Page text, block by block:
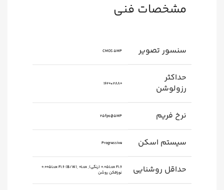
مشخصات فنی
سنسور تصویر CMOS 5MP
حداکثر
رزولوشن
2880×1620
نرخ فریم 25fps@5MP
سیستم اسکن Progressive
حداقل روشنایی
0.05Lux F1.6 (رنگی), 0.005Lux F1.6 (B/W), 0Lux
نورافکن روشن